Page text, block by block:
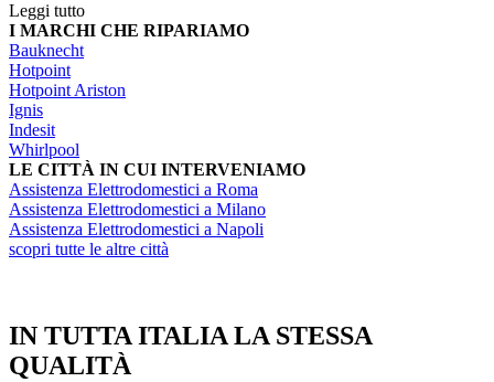
Leggi tutto
I MARCHI CHE RIPARIAMO
Bauknecht
Hotpoint
Hotpoint Ariston
Ignis
Indesit
Whirlpool
LE CITTÀ IN CUI INTERVENIAMO
Assistenza Elettrodomestici a Roma
Assistenza Elettrodomestici a Milano
Assistenza Elettrodomestici a Napoli
scopri tutte le altre città
IN TUTTA ITALIA LA STESSA
QUALITÀ